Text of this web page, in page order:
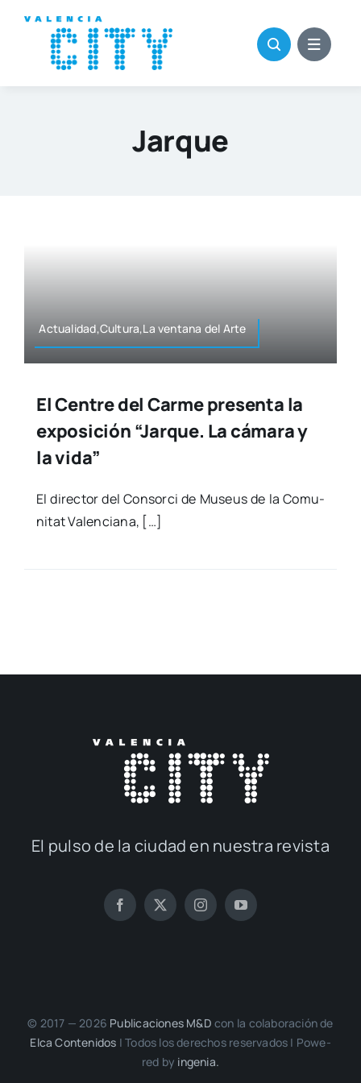
contenido
Jarque
Actualidad,Cultura,La ven­ta­na del Arte
El Centre del Carme presenta la
exposición “Jarque. La cámara y
la vida”
El direc­tor del Con­sor­ci de Museus de la Comu­
ni­tat Valen­cia­na, […]
El pul­so de la ciu­dad en nues­tra revis­ta
© 2017 — 2026 Publi­ca­cio­nes M&D con la cola­bo­ra­ción de
Elca Con­te­ni­dos | Todos los dere­chos reser­va­dos | Powe­
red by inge­nia.